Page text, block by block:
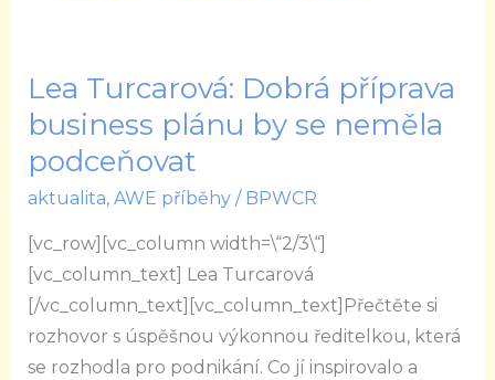
Lea Turcarová: Dobrá příprava
business plánu by se neměla
podceňovat
aktualita, AWE příběhy/ BPWCR
[vc_row][vc_column width=\“2/3\“]
[vc_column_text] Lea Turcarová
[/vc_column_text][vc_column_text]Přečtěte si
rozhovor s úspěšnou výkonnou ředitelkou, která
se rozhodla pro podnikání. Co jí inspirovalo a
Lea
Turcarová:
Dobrá
příprava
business
plánu
by
se
neměla
podceňovat